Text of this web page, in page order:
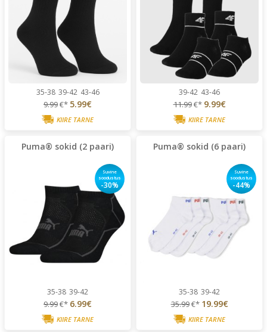
35-38 39-42 43-46
9.99€* 5.99€
KIIRE TARNE
39-42 43-46
11.99€* 9.99€
KIIRE TARNE
Puma® sokid (2 paari)
Suvine
soodustus
-30%
35-38 39-42
9.99€* 6.99€
KIIRE TARNE
Puma® sokid (6 paari)
Suvine
soodustus
-44%
35-38 39-42
35.99€* 19.99€
KIIRE TARNE